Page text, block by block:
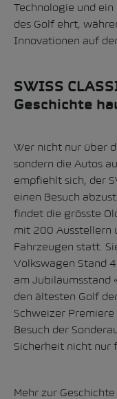
Technologie und ein
des Golf ehrt,
Innovationen auf
SWISS
Geschichte
Wer nicht nur über
sondern die Autos
empfiehlt sich, der
einen Besuch
findet die grösste
mit 200 Ausstellern
Fahrzeugen statt.
Volkswagen Stand
am Jubiläumsstand
den ältesten Golf
Schweizer Premiere
Besuch der
Sicherheit nicht nur
Mehr zur